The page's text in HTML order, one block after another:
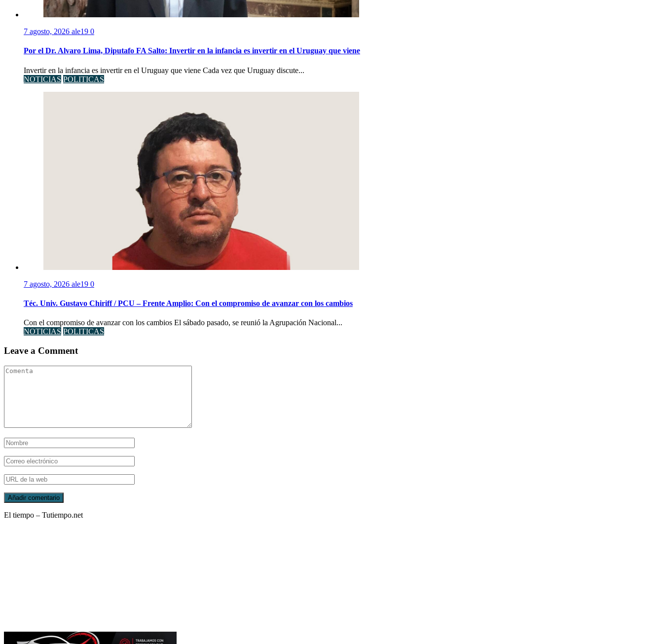
7 agosto, 2026 ale19 0
Por el Dr. Alvaro Lima, Diputafo FA Salto: Invertir en la infancia es invertir en el Uruguay que viene
Invertir en la infancia es invertir en el Uruguay que viene Cada vez que Uruguay discute...
NOTICIAS POLITICAS
7 agosto, 2026 ale19 0
Téc. Univ. Gustavo Chiriff / PCU – Frente Amplio: Con el compromiso de avanzar con los cambios
Con el compromiso de avanzar con los cambios El sábado pasado, se reunió la Agrupación Nacional...
NOTICIAS POLITICAS
Leave a Comment
El tiempo – Tutiempo.net